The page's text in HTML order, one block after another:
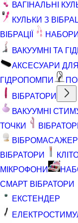
ВАГІНАЛЬНІ
КУЛЬКИ З
ВІБРАЦІЇ
ВАКУУМНІ ТА
АКСЕСУАРИ
ГІДРОПОМПИ
ВІБРАТОРИ
ВАКУУМНІ
ТОЧКИ
ВІБРАТОРИ
МІКРОФОНИ
СМАРТ ВІБРАТОРИ
ЕКСТЕНДЕР